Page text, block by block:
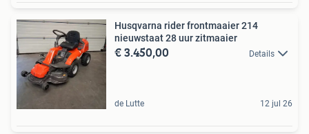
Husqvarna rider frontmaaier 214
nieuwstaat 28 uur zitmaaier
€ 3.450,00 Details
de Lutte 12 jul 26